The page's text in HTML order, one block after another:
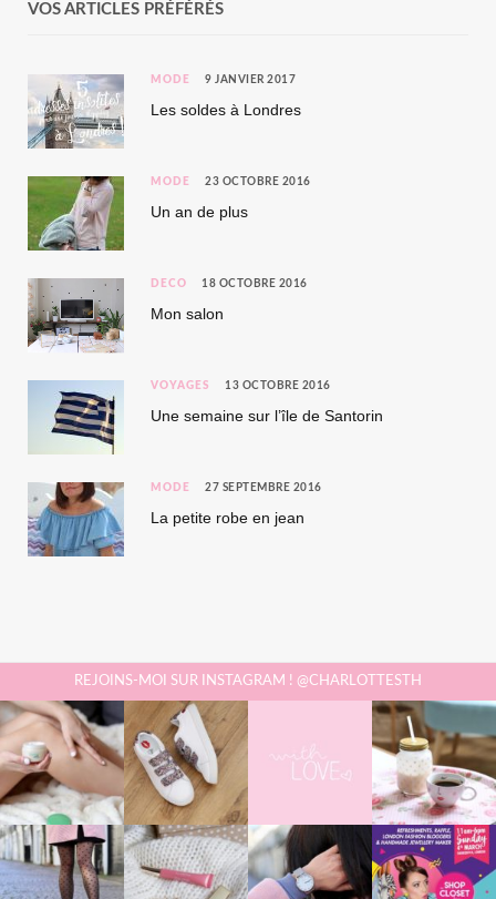
VOS ARTICLES PRÉFÉRÉS
MODE 9 JANVIER 2017
Les soldes à Londres
MODE 23 OCTOBRE 2016
Un an de plus
DÉCO 18 OCTOBRE 2016
Mon salon
VOYAGES 13 OCTOBRE 2016
Une semaine sur l’île de Santorin
MODE 27 SEPTEMBRE 2016
La petite robe en jean
REJOINS-MOI SUR INSTAGRAM ! @CHARLOTTESTH